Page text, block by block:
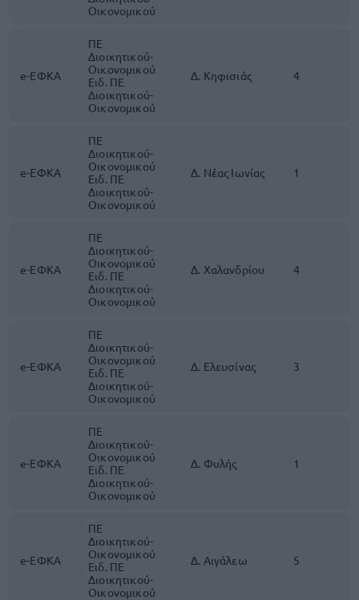
Οικονομικού
e-ΕΦΚΑ
ΠΕ
Διοικητικού-
Οικονομικού
Ειδ. ΠΕ
Διοικητικού-
Οικονομικού
Δ. Κηφισιάς 4
e-ΕΦΚΑ
ΠΕ
Διοικητικού-
Οικονομικού
Ειδ. ΠΕ
Διοικητικού-
Οικονομικού
Δ. Νέας Ιωνίας 1
e-ΕΦΚΑ
ΠΕ
Διοικητικού-
Οικονομικού
Ειδ. ΠΕ
Διοικητικού-
Οικονομικού
Δ. Χαλανδρίου 4
e-ΕΦΚΑ
ΠΕ
Διοικητικού-
Οικονομικού
Ειδ. ΠΕ
Διοικητικού-
Οικονομικού
Δ. Ελευσίνας 3
e-ΕΦΚΑ
ΠΕ
Διοικητικού-
Οικονομικού
Ειδ. ΠΕ
Διοικητικού-
Οικονομικού
Δ. Φυλής 1
e-ΕΦΚΑ
ΠΕ
Διοικητικού-
Οικονομικού
Ειδ. ΠΕ
Διοικητικού-
Οικονομικού
Δ. Αιγάλεω 5